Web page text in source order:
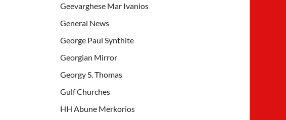
Geevarghese Mar Ivanios
General News
George Paul Synthite
Georgian Mirror
Georgy S. Thomas
Gulf Churches
HH Abune Merkorios